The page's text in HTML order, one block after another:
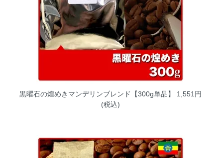
黒曜石の煌めきマンデリンブレンド【300g単品】
1,551円
(税込)